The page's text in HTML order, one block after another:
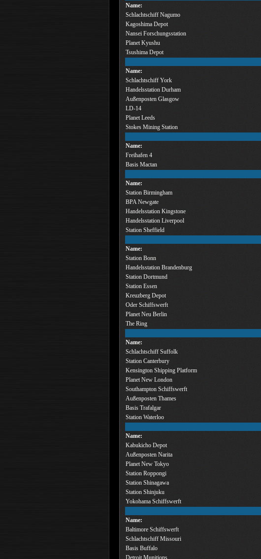
Name:
Schlachtschiff Nagumo
Kagoshima Depot
Nansei Forschungsstation
Planet Kyushu
Tsushima Depot
Name:
Schlachtschiff York
Handelsstation Durham
Außenposten Glasgow
LD-14
Planet Leeds
Stokes Mining Station
Name:
Freihafen 4
Basis Mactan
Name:
Station Birmingham
BPA Newgate
Handelsstation Kingstone
Handelsstation Liverpool
Station Sheffield
Name:
Station Bonn
Handelsstation Brandenburg
Station Dortmund
Station Essen
Kreuzberg Depot
Oder Schiffswerft
Planet Neu Berlin
The Ring
Name:
Schlachtschiff Suffolk
Station Canterbury
Kensington Shipping Platform
Planet New London
Southampton Schiffswerft
Außenposten Thames
Basis Trafalgar
Station Waterloo
Name:
Kabukicho Depot
Außenposten Narita
Planet New Tokyo
Station Roppongi
Station Shinagawa
Station Shinjuku
Yokohama Schiffswerft
Name:
Baltimore Schiffswerft
Schlachtschiff Missouri
Basis Buffalo
Detroit Munitions